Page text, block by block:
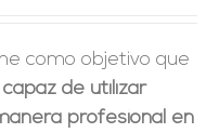
como objetivo que
de utilizar
profesional en